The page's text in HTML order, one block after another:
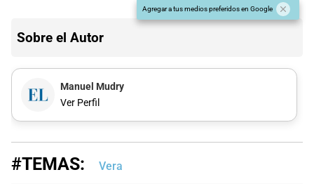
Agregar a tus medios preferidos en Google
Sobre el Autor
Manuel Mudry
Ver Perfil
#TEMAS: Vera